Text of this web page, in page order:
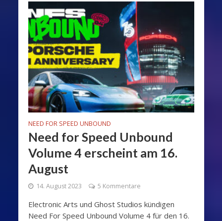
NEED FOR SPEED UNBOUND
Need for Speed Unbound
Volume 4 erscheint am 16.
August
14. August 2023 5 Kommentare
Electronic Arts und Ghost Studios kündigen
Need For Speed Unbound Volume 4 für den 16.